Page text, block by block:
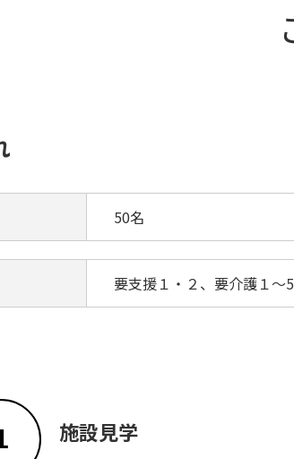
50名
要支援１・２、要介護１～5
施設見学